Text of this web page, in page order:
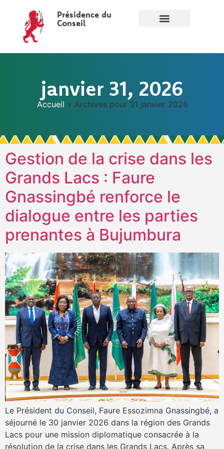
Présidence du
Conseil
janvier 31, 2026
Accueil » Archives pour 31 janvier 2026
Gestion de la crise dans les
Grands Lacs : Faure
Gnassingbé renforce le
dialogue entre les parties
prenantes à Bujumbura
Le Président du Conseil, Faure Essozimna Gnassingbé, a
séjourné le 30 janvier 2026 dans la région des Grands
Lacs pour une mission diplomatique consacrée à la
résolution de la crise dans les Grands Lacs. Après sa